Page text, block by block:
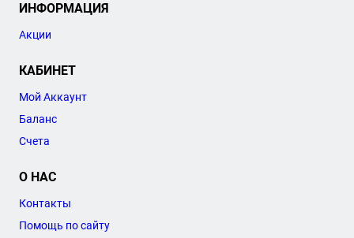
ИНФОРМАЦИЯ
Акции
КАБИНЕТ
Мой Аккаунт
Баланс
Счета
О НАС
Контакты
Помощь по сайту